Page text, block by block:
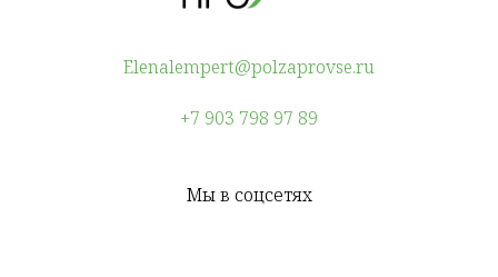
Elenalempert@polzaprovse.ru
+7 903 798 97 89
Мы в соцсетях